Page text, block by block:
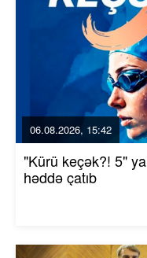
06.08.2026, 15:42
"Kürü keçək?! 5"
həddə çatıb